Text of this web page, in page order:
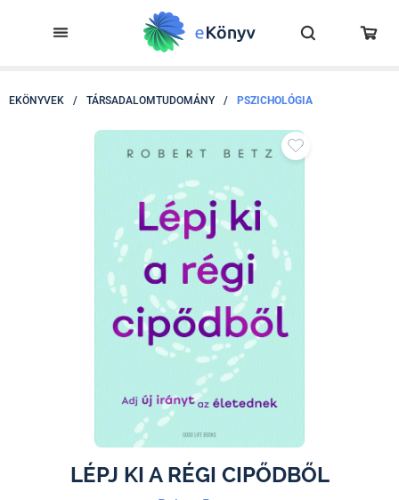
EKÖNYVEK / TÁRSADALOMTUDOMÁNY / PSZICHOLÓGIA
LÉPJ KI A RÉGI CIPŐDBŐL